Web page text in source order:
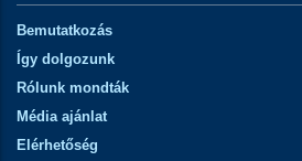
Bemutatkozás
Így dolgozunk
Rólunk mondták
Média ajánlat
Elérhetőség